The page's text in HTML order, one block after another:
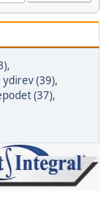
,
ydirev (39),
(37),